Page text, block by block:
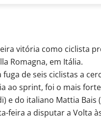
vitória como ciclista
Romagna, em Itália.
de seis ciclistas a
ao sprint, foi o mais
e do italiano Mattia Bais
feira a disputar a Volta